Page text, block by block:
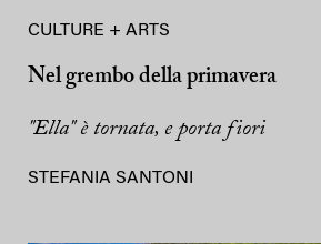
CULTURE + ARTS
Nel grembo della primavera
"Ella" è tornata, e porta fiori
STEFANIA SANTONI